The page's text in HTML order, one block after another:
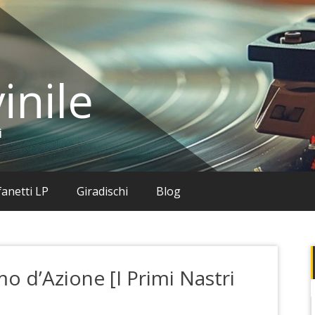
LP Giradischi Blog
d’Azione [I Primi Nastri